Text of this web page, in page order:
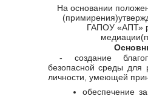
На основании
ГАПОУ «АПТ»
- создание
безопасной среды для
личности, умеющей
обеспечение